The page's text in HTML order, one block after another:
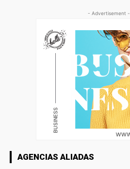
- Advertisement -
AGENCIAS ALIADAS